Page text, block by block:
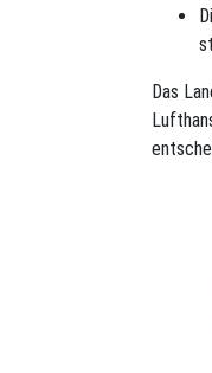
Das